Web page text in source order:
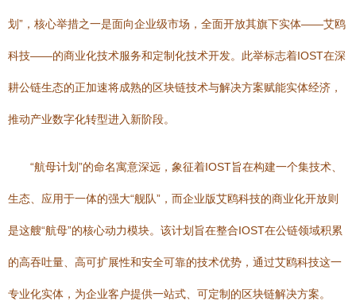
划”，核心举措之一是面向企业级市场，全面开放其旗下实体——艾鸥
科技——的商业化技术服务和定制化技术开发。此举标志着IOST在深
耕公链生态的正加速将成熟的区块链技术与解决方案赋能实体经济，
推动产业数字化转型进入新阶段。
“航母计划”的命名寓意深远，象征着IOST旨在构建一个集技术、
生态、应用于一体的强大“舰队”，而企业版艾鸥科技的商业化开放则
是这艘“航母”的核心动力模块。该计划旨在整合IOST在公链领域积累
的高吞吐量、高可扩展性和安全可靠的技术优势，通过艾鸥科技这一
专业化实体，为企业客户提供一站式、可定制的区块链解决方案。